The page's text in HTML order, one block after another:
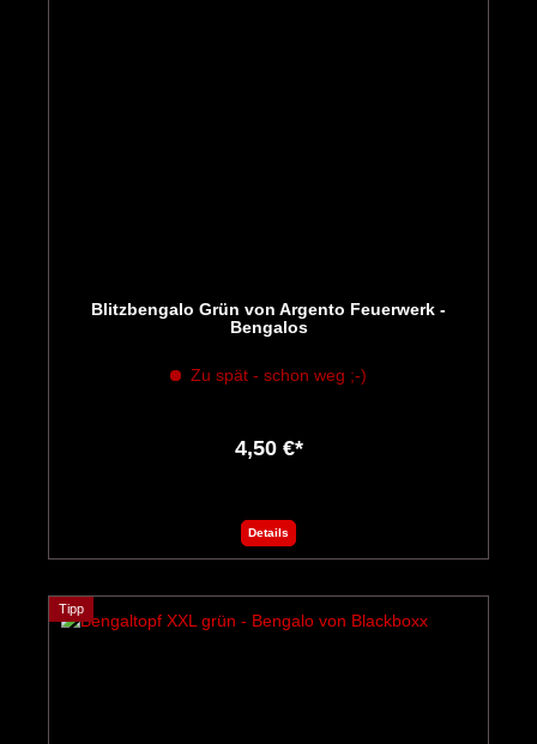
Blitzbengalo Grün von Argento Feuerwerk -
Bengalos
Zu spät - schon weg ;-)
4,50 €*
Details
Tipp